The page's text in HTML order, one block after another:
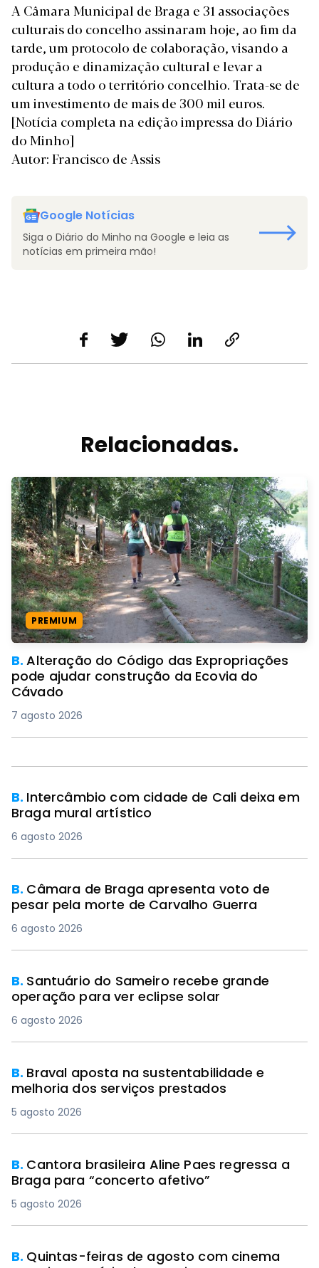
A Câmara Municipal de Braga e 31 associações
culturais do concelho assinaram hoje, ao fim da
tarde, um protocolo de colaboração, visando a
produção e dinamização cultural e levar a
cultura a todo o território concelhio. Trata-se de
um investimento de mais de 300 mil euros.
[Notícia completa na edição impressa do Diário
do Minho]
Autor: Francisco de Assis
Google Notícias
Siga o Diário do Minho na Google e leia as
notícias em primeira mão!
Relacionadas.
PREMIUM
B.Alteração do Código das Expropriações
pode ajudar construção da Ecovia do
Cávado
7 agosto 2026
B. Intercâmbio com cidade de Cali deixa em
Braga mural artístico
6 agosto 2026
B. Câmara de Braga apresenta voto de
pesar pela morte de Carvalho Guerra
6 agosto 2026
B. Santuário do Sameiro recebe grande
operação para ver eclipse solar
6 agosto 2026
B. Braval aposta na sustentabilidade e
melhoria dos serviços prestados
5 agosto 2026
B. Cantora brasileira Aline Paes regressa a
Braga para “concerto afetivo”
5 agosto 2026
B. Quintas-feiras de agosto com cinema